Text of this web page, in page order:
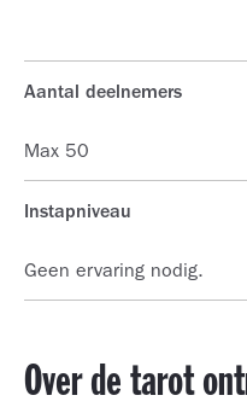
Aantal deelnemers
Max 50
Instapniveau
Geen ervaring nodig.
Over de tarot